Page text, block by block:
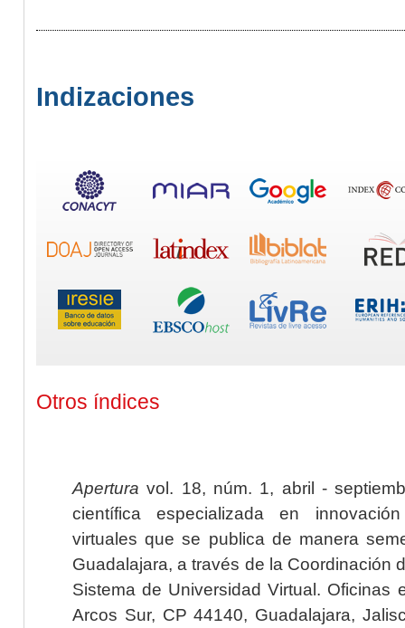
Indizaciones
Otros índices
Apertura vol. 18, núm. 1, abril -
científica especializada en
virtuales que se publica de manera
Guadalajara, a través de la Coordinación
Sistema de Universidad Virtual. Oficinas
Arcos Sur, CP 44140, Guadalajara,